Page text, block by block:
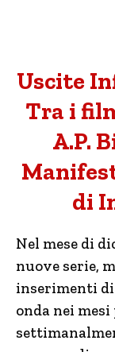
Uscite
Tra i
A.P.
di
Nel mese di
nuove serie,
inserimenti
onda nei